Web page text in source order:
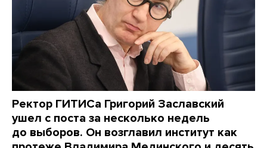
Ректор ГИТИСа Григорий Заславский
ушел с поста за несколько недель
до выборов. Он возглавил институт как